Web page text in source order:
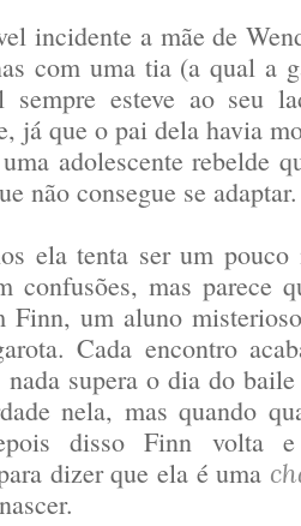
incidente a mãe de
com uma tia (a qual a
sempre esteve ao seu
já que o pai dela havia
adolescente rebelde
não consegue se
ela tenta ser um pouco
confusões, mas parece
Finn, um aluno
Cada encontro
supera o dia do
nela, mas quando
disso Finn volta
dizer que ela é uma